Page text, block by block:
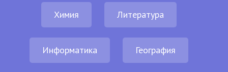
Химия Литература
Информатика География